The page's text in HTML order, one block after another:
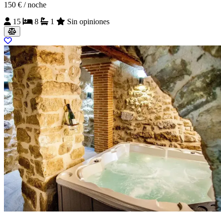
150 € / noche
15
8 1 Sin opiniones